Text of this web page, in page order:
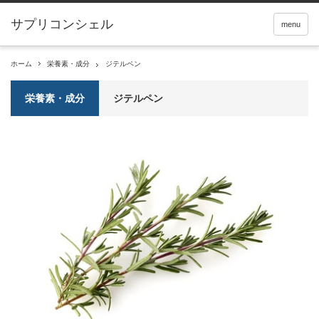
サプリコンシェル menu
ホーム 栄養素・成分 ジテルペン
栄養素・成分 ジテルペン